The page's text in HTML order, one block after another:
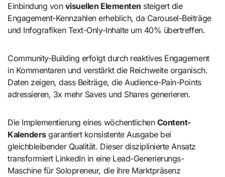
Einbindung von visuellen Elementen steigert die
Engagement-Kennzahlen erheblich, da Carousel-Beiträge
und Infografiken Text-Only-Inhalte um 40% übertreffen.
Community-Building erfolgt durch reaktives Engagement
in Kommentaren und verstärkt die Reichweite organisch.
Daten zeigen, dass Beiträge, die Audience-Pain-Points
adressieren, 3x mehr Saves und Shares generieren.
Die Implementierung eines wöchentlichen Content-
Kalendersgarantiert konsistente Ausgabe bei
gleichbleibender Qualität. Dieser disziplinierte Ansatz
transformiert LinkedIn in eine Lead-Generierungs-
Maschine für Solopreneur, die ihre Marktpräsenz